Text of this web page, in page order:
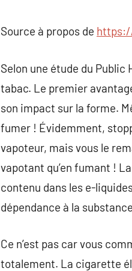
Source à propos de
Selon une étude du
tabac. Le premier
son impact sur la forme.
fumer ! Évidemment,
vapoteur, mais vous le
vapotant qu’en fumant !
contenu dans les e-
dépendance à la
Ce n’est pas car vous
totalement. La cigarette